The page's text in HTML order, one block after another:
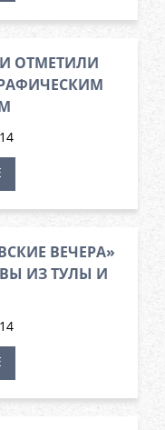
ОТМЕТИЛИ
ВЕЧЕРА»
ИЗ ТУЛЫ И